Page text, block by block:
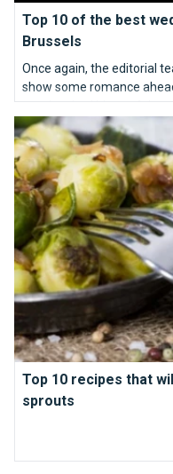
Top 10 of the best
Brussels
Once again, the editorial
show some romance
very inspired ideas of the
Brussels. So here we go:
Top 10 recipes that
sprouts
Top 10 recipes that will